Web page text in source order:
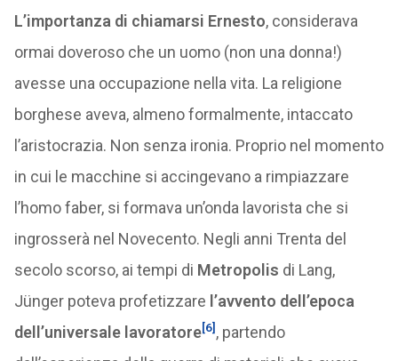
L’importanza di chiamarsi Ernesto, considerava
ormai doveroso che un uomo (non una donna!)
avesse una occupazione nella vita. La religione
borghese aveva, almeno formalmente, intaccato
l’aristocrazia. Non senza ironia. Proprio nel momento
in cui le macchine si accingevano a rimpiazzare
l’homo faber, si formava un’onda lavorista che si
ingrosserà nel Novecento. Negli anni Trenta del
secolo scorso, ai tempi di Metropolis di Lang,
Jünger poteva profetizzare l’avvento dell’epoca
dell’universale lavoratore[6] , partendo